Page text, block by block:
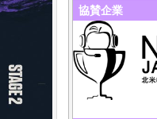
協賛企業